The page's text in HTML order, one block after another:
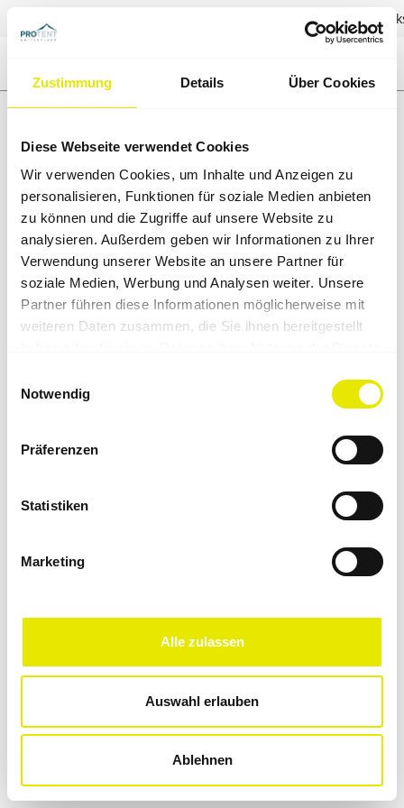
Zustimmung Details Über Cookies
Diese Webseite verwendet Cookies
Wir verwenden Cookies, um Inhalte und Anzeigen zu
personalisieren, Funktionen für soziale Medien anbieten
zu können und die Zugriffe auf unsere Website zu
analysieren. Außerdem geben wir Informationen zu Ihrer
Verwendung unserer Website an unsere Partner für
soziale Medien, Werbung und Analysen weiter. Unsere
Partner führen diese Informationen möglicherweise mit
weiteren Daten zusammen, die Sie ihnen bereitgestellt
Notwendig
Präferenzen
Statistiken
Marketing
Alle zulassen
Auswahl erlauben
Ablehnen
✓Inhouse